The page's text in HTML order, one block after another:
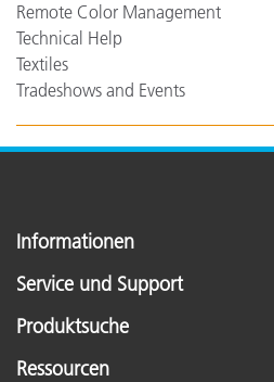
Remote Color Management
Technical Help
Textiles
Tradeshows and Events
Informationen
Service und Support
Produktsuche
Ressourcen